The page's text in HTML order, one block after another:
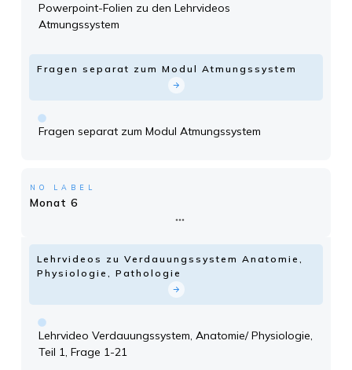
Powerpoint-Folien zu den Lehrvideos
Atmungssystem
Fragen separat zum Modul Atmungssystem
Fragen separat zum Modul Atmungssystem
NO LABEL
Monat 6
Lehrvideos zu Verdauungssystem Anatomie,
Physiologie, Pathologie
Lehrvideo Verdauungssystem, Anatomie/ Physiologie,
Teil 1, Frage 1-21